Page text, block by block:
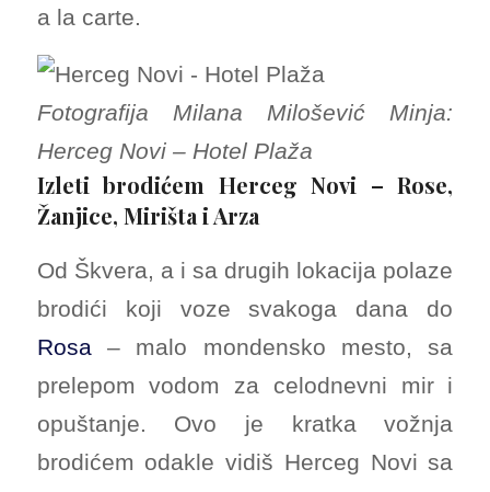
a la carte.
Fotografija Milana Milošević Minja:
Herceg Novi – Hotel Plaža
Izleti brodićem Herceg Novi – Rose,
Žanjice, Mirišta i Arza
Od Škvera, a i sa drugih lokacija polaze
brodići koji voze svakoga dana do
Rosa– malo mondensko mesto, sa
prelepom vodom za celodnevni mir i
opuštanje. Ovo je kratka vožnja
brodićem odakle vidiš Herceg Novi sa